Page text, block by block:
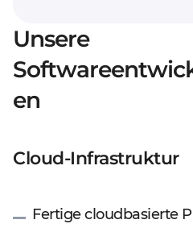
Unsere
en
Cloud-Infrastruktur
Fertige cloudbasierte